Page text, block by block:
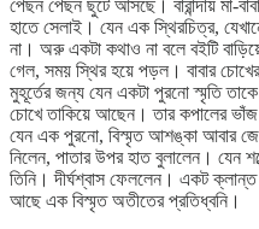
পেছন পেছন ছুটে আসছে। বারান্দায় মা-
হাতে সেলাই। যেন এক স্থিরচিত্র,
না। অরু একটা কথাও না বলে বইটি
গেল, সময় স্থির হয়ে পড়ল। বাবার
মুহূর্তের জন্য যেন একটা পুরনো স্মৃতি
চোখে তাকিয়ে আছেন। তার কপালের ভাঁজ
যেন এক পুরনো, বিস্মৃত আশঙ্কা আবার
নিলেন, পাতার উপর হাত বুলালেন। যেন
তিনি। দীর্ঘশ্বাস ফেললেন। একট
আছে এক বিস্মৃত অতীতের প্রতিধ্বনি।